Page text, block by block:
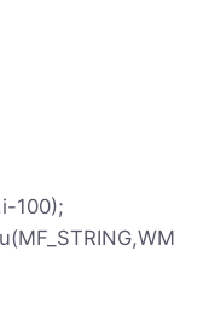
100);